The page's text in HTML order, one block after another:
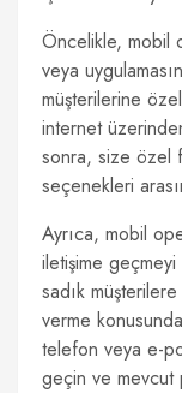
Öncelikle, mobil
veya
müşterilerine
internet
sonra, size özel
seçenekleri
Ayrıca, mobil
iletişime
sadık
verme
telefon veya e-
geçin ve mevcut